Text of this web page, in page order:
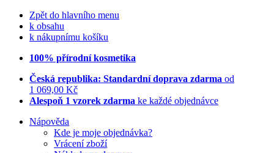
Zpět do hlavního menu
k obsahu
k nákupnímu košíku
100% přírodní kosmetika
Česká republika: Standardní doprava zdarma od
1 069,00 Kč
Alespoň 1 vzorek zdarma ke každé objednávce
Nápověda
Kde je moje objednávka?
Vrácení zboží